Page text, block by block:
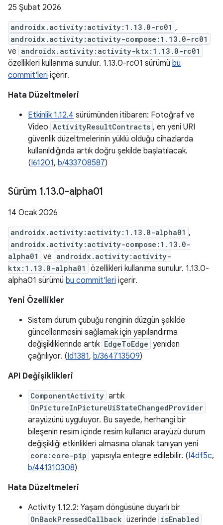
25 Şubat 2026
androidx.activity:activity:1.13.0-rc01 ,
androidx.activity:activity-compose:1.13.0-rc01
ve androidx.activity:activity-ktx:1.13.0-rc01
özellikleri kullanıma sunulur. 1.13.0-rc01 sürümü bu
commit'leri içerir.
Hata Düzeltmeleri
Etkinlik 1.12.4 sürümünden itibaren: Fotoğraf ve
Video ActivityResultContracts , en yeni URI
güvenlik düzeltmelerinin yüklü olduğu cihazlarda
kullanıldığında artık doğru şekilde başlatılacak.
(I61201, b/433708587)
Sürüm 1.13.0-alpha01
14 Ocak 2026
androidx.activity:activity:1.13.0-alpha01 ,
androidx.activity:activity-compose:1.13.0-
alpha01
ve androidx.activity:activity-
ktx:1.13.0-alpha01
özellikleri kullanıma sunulur. 1.13.0-
alpha01 sürümü bu commit'leri içerir.
Yeni Özellikler
Sistem durum çubuğu renginin düzgün şekilde
güncellenmesini sağlamak için yapılandırma
değişikliklerinde artık EdgeToEdge yeniden
çağrılıyor. (Id1381, b/364713509)
API Değişiklikleri
ComponentActivity artık
OnPictureInPictureUiStateChangedProvider
arayüzünü uyguluyor. Bu sayede, herhangi bir
bileşenin resim içinde resim kullanıcı arayüzü durum
değişikliği etkinlikleri almasına olanak tanıyan yeni
core:core-pip yapısıyla entegre edilebilir. (I4df5c,
b/441310308)
Hata Düzeltmeleri
Activity 1.12.2: Yaşam döngüsüne duyarlı bir
OnBackPressedCallback üzerinde isEnabled